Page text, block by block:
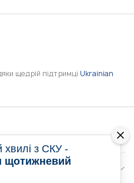
щедрій підтримці Ukrainian
хвилі з СКУ -
щотижневий